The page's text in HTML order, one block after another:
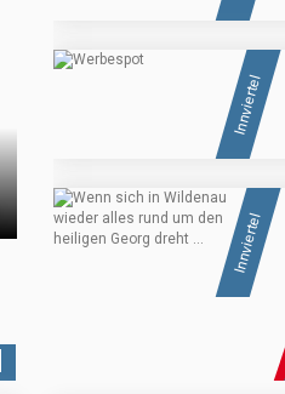
Innviertel
Innviertel